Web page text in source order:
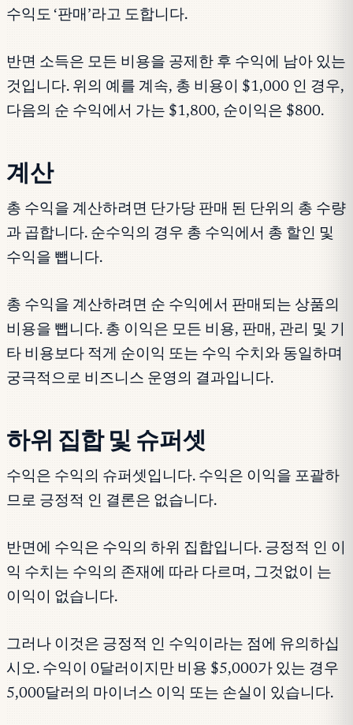
수익도 ‘판매’라고 도합니다.
반면 소득은 모든 비용을 공제한 후 수익에 남아 있는
것입니다. 위의 예를 계속, 총 비용이 $1,000 인 경우,
다음의 순 수익에서 가는 $1,800, 순이익은 $800.
계산
총 수익을 계산하려면 단가당 판매 된 단위의 총 수량
과 곱합니다. 순수익의 경우 총 수익에서 총 할인 및
수익을 뺍니다.
총 수익을 계산하려면 순 수익에서 판매되는 상품의
비용을 뺍니다. 총 이익은 모든 비용, 판매, 관리 및 기
타 비용보다 적게 순이익 또는 수익 수치와 동일하며
궁극적으로 비즈니스 운영의 결과입니다.
하위 집합 및 슈퍼셋
수익은 수익의 슈퍼셋입니다. 수익은 이익을 포괄하
므로 긍정적 인 결론은 없습니다.
반면에 수익은 수익의 하위 집합입니다. 긍정적 인 이
익 수치는 수익의 존재에 따라 다르며, 그것없이 는
이익이 없습니다.
그러나 이것은 긍정적 인 수익이라는 점에 유의하십
시오. 수익이 0달러이지만 비용 $5,000가 있는 경우
5,000달러의 마이너스 이익 또는 손실이 있습니다.